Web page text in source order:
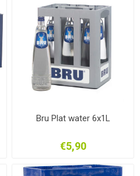
Bru Plat water 6x1L
€5,90